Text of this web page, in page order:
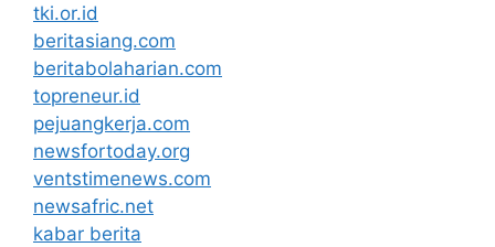
tki.or.id
beritasiang.com
beritabolaharian.com
topreneur.id
pejuangkerja.com
newsfortoday.org
ventstimenews.com
newsafric.net
kabar berita